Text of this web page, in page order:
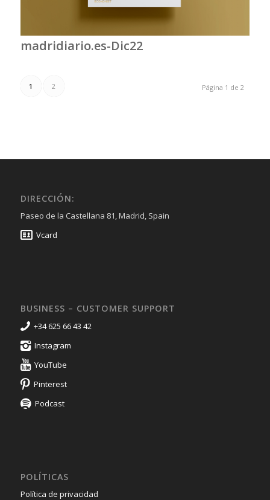
madridiario.es-Dic22
Página 1 de 2
1 2
DIRECCIÓN:
Paseo de la Castellana 81, Madrid, Spain
Vcard
BUSINESS – CUSTOMER SUPPORT
+34 625 66 43 42
Instagram
YouTube
Pinterest
Podcast
POLÍTICAS
Política de privacidad